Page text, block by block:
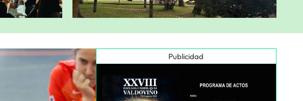
Publicidad